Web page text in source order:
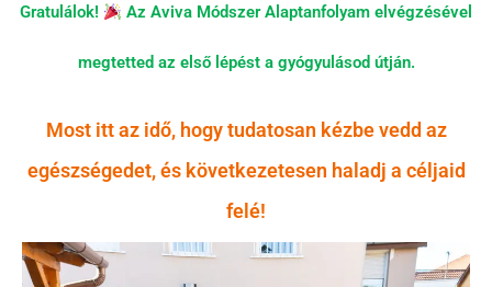
Gratulálok! Az Aviva Módszer Alaptanfolyam elvégzésével
megtetted az első lépést a gyógyulásod útján.
Most itt az idő, hogy tudatosan kézbe vedd az
egészségedet, és következetesen haladj a céljaid
felé!